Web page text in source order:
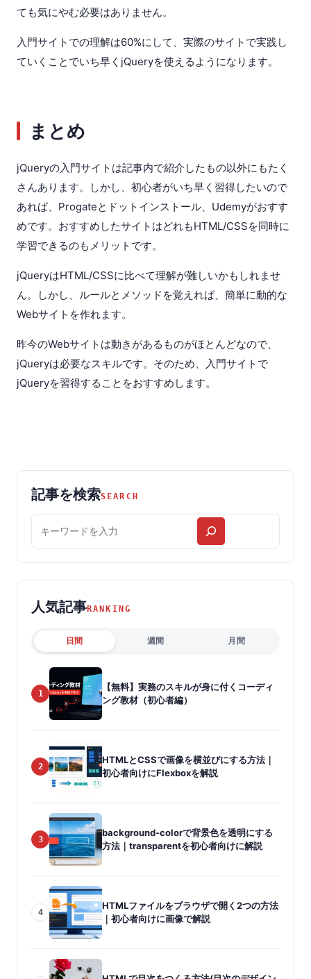
ても気にやむ必要はありません。
入門サイトでの理解は60%にして、実際のサイトで実践し
ていくことでいち早くjQueryを使えるようになります。
まとめ
jQueryの入門サイトは記事内で紹介したもの以外にもたく
さんあります。しかし、初心者がいち早く習得したいので
あれば、Progateとドットインストール、Udemyがおすす
めです。おすすめしたサイトはどれもHTML/CSSを同時に
学習できるのもメリットです。
jQueryはHTML/CSSに比べて理解が難しいかもしれませ
ん。しかし、ルールとメソッドを覚えれば、簡単に動的な
Webサイトを作れます。
昨今のWebサイトは動きがあるものがほとんどなので、
jQueryは必要なスキルです。そのため、入門サイトで
jQueryを習得することをおすすめします。
記事を検索SEARCH
を
検
索
人気記事RANKING
日間 週間 月間
1
【無料】実務のスキルが身に付くコーディ
ング教材（初心者編）
2
HTMLとCSSで画像を横並びにする方法｜
初心者向けにFlexboxを解説
3
background-colorで背景色を透明にする
方法｜transparentを初心者向けに解説
4
HTMLファイルをブラウザで開く2つの方法
｜初心者向けに画像で解説